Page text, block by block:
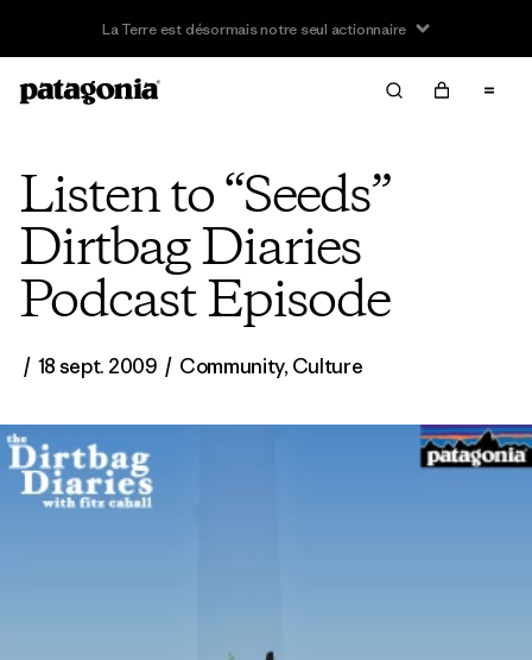
La Terre est désormais notre seul actionnaire
Listen to “Seeds”
Dirtbag Diaries
Podcast Episode
/ 18 sept. 2009 / Community,Culture